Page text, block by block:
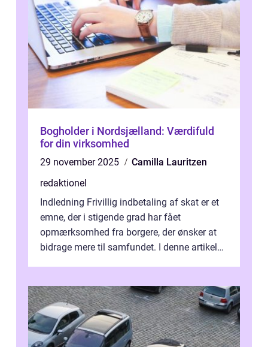
Bogholder i Nordsjælland: Værdifuld
for din virksomhed
29 november 2025
Camilla Lauritzen
redaktionel
Indledning Frivillig indbetaling af skat er et
emne, der i stigende grad har fået
opmærksomhed fra borgere, der ønsker at
bidrage mere til samfundet. I denne artikel